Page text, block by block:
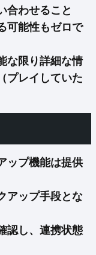
合わせること
可能性もゼロで
な限り詳細な情
プレイしていた
ップ機能は提供
アップ手段とな
認し、連携状態